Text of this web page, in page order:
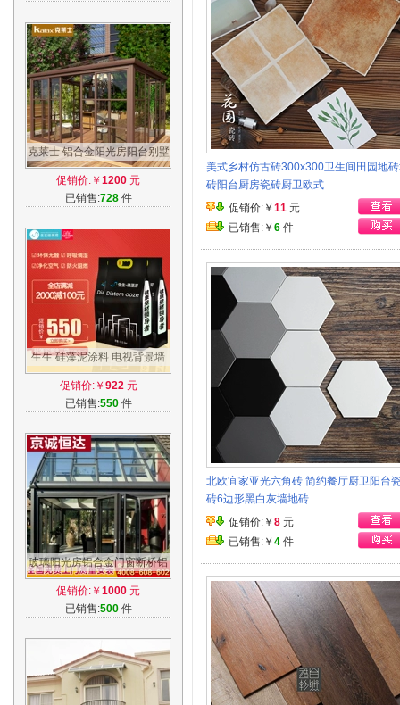
克莱士 铝合金阳光房阳台别墅
整套定制 温室花房隔音全景玻
璃房
促销价:￥ 1200 元
已销售:728件
生生 硅藻泥涂料 电视背景墙
DIY内墙环保涂料澡 滚涂型 3
袋45㎡
促销价:￥ 922元
已销售:550件
玻璃阳光房铝合金门窗断桥铝
露台封露台阳台彩钢板钢结构
北京上海
促销价:￥ 1000 元
已销售:500件
美式乡村仿古砖300x300卫生间田园地
砖阳台厨房瓷砖厨卫欧式
促销价:￥ 11 元
已销售:￥ 6 件
北欧宜家亚光六角砖 简约餐厅厨卫阳台
砖6边形黑白灰墙地砖
促销价:￥ 8 元
已销售:￥ 4 件